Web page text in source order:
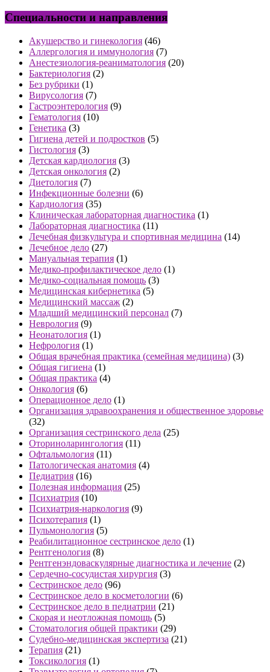
Специальности и направления
Акушерство и гинекология (46)
Аллергология и иммунология (7)
Анестезиология-реаниматология (20)
Бактериология (2)
Без рубрики (1)
Вирусология (7)
Гастроэнтерология (9)
Гематология (10)
Генетика (3)
Гигиена детей и подростков (5)
Гистология (3)
Детская кардиология (3)
Детская онкология (2)
Диетология (7)
Инфекционные болезни (6)
Кардиология (35)
Клиническая лабораторная диагностика (1)
Лабораторная диагностика (11)
Лечебная физкультура и спортивная медицина (14)
Лечебное дело (27)
Мануальная терапия (1)
Медико-профилактическое дело (1)
Медико-социальная помощь (3)
Медицинская кибернетика (5)
Медицинский массаж (2)
Младший медицинский персонал (7)
Неврология (9)
Неонатология (1)
Нефрология (1)
Общая врачебная практика (семейная медицина) (3)
Общая гигиена (1)
Общая практика (4)
Онкология (6)
Операционное дело (1)
Организация здравоохранения и общественное здоровье
(32)
Организация сестринского дела (25)
Оториноларингология (11)
Офтальмология (11)
Патологическая анатомия (4)
Педиатрия (16)
Полезная информация (25)
Психиатрия (10)
Психиатрия-наркология (9)
Психотерапия (1)
Пульмонология (5)
Реабилитационное сестринское дело (1)
Рентгенология (8)
Рентгенэндоваскулярные диагностика и лечение (2)
Сердечно-сосудистая хирургия (3)
Сестринское дело (96)
Сестринское дело в косметологии (6)
Сестринское дело в педиатрии (21)
Скорая и неотложная помощь (5)
Стоматология общей практики (29)
Судебно-медицинская экспертиза (21)
Терапия (21)
Токсикология (1)